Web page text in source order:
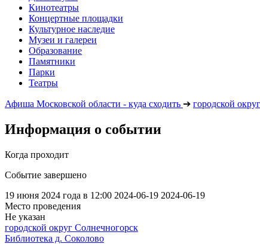
Кинотеатры
Концертные площадки
Культурное наследие
Музеи и галереи
Образование
Памятники
Парки
Театры
Афиша Московской области - куда сходить ➔ городской
Информация о событии
Когда проходит
Событие завершено
19 июня 2024 года в 12:00 2024-06-19 2024-06-19
Место проведения
Не указан
городской округ Солнечногорск
Библиотека д. Соколово